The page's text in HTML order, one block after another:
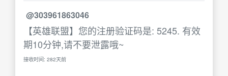
@303961863046
【英雄联盟】您的注册验证码是: 5245. 有效
期10分钟,请不要泄露哦~
接收时间: 282天前